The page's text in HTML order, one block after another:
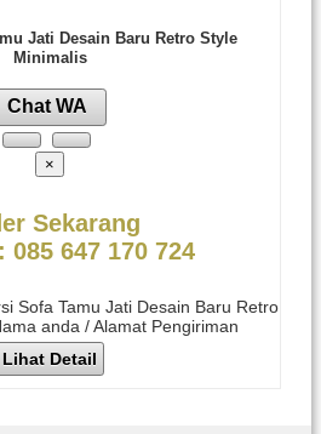
Jati Desain Baru Retro Style
Minimalis
Chat WA
×
Sekarang
085 647 170 724
Sofa Tamu Jati Desain Baru Retro
anda / Alamat Pengiriman
Lihat Detail